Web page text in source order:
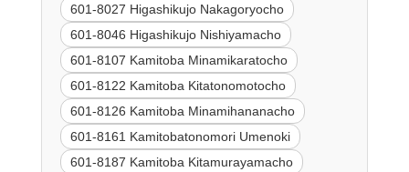
601-8027 Higashikujo Nakagoryocho
601-8046 Higashikujo Nishiyamacho
601-8107 Kamitoba Minamikaratocho
601-8122 Kamitoba Kitatonomotocho
601-8126 Kamitoba Minamihananacho
601-8161 Kamitobatonomori Umenoki
601-8187 Kamitoba Kitamurayamacho